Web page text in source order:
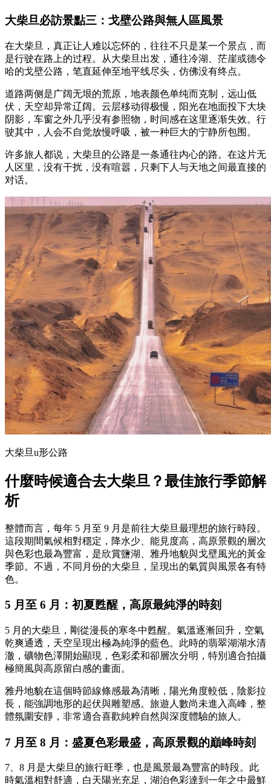
大柴旦必訪景點三：戈壁公路與無人區風景
在大柴旦，真正让人难以忘怀的，往往不只是某一个景点，而
是行驶在路上的过程。从大柴旦出发，通往冷湖、茫崖或德令
哈的戈壁公路，笔直延伸至地平线尽头，仿佛没有终点。
道路两侧是广阔无垠的荒原，地表颜色单纯而克制，远山低
伏，天空却异常辽阔。云层移动得极慢，阳光在地面投下大块
阴影，车窗之外几乎没有参照物，时间感在这里逐渐失效。行
驶其中，人会不自觉放慢呼吸，被一种巨大的宁静所包围。
许多旅人都说，大柴旦的公路是一条通往内心的路。在这片无
人区里，没有干扰，没有喧嚣，只剩下人与天地之间最直接的
对话。
大柴旦u形公路
什麼時候適合去大柴旦？最佳旅行季節解
析
整體而言，每年 5 月至 9 月是前往大柴旦最理想的旅行時段。
這段期間氣候相對穩定，降水少、能見度高，高原景觀的層次
與色彩也最為豐富，是欣賞鹽湖、雅丹地貌與戈壁風光的黃金
季節。不過，不同月份的大柴旦，呈現出的氣質與風景各有特
色。
5 月至 6 月：初夏甦醒，高原最純淨的時刻
5 月的大柴旦，剛從漫長的寒冬中甦醒。氣溫逐漸回升，空氣
乾爽通透，天空呈現出極為純淨的藍色。此時的翡翠湖湖水清
澈，礦物色澤開始顯現，色彩柔和卻層次分明，特別適合拍攝
極簡風與高原留白感的畫面。
雅丹地貌在這個時節線條感最為清晰，陽光角度較低，陰影拉
長，能強調地形的起伏與雕塑感。旅遊人數尚未進入高峰，整
體氛圍安靜，非常適合喜歡純粹自然與深度體驗的旅人。
7 月至 8 月：盛夏色彩最盛，高原景觀的巔峰時刻
7、8 月是大柴旦的旅行旺季，也是風景最為豐富的時段。此
時氣溫相對舒適，白天陽光充足，湖泊色彩達到一年之中最鮮